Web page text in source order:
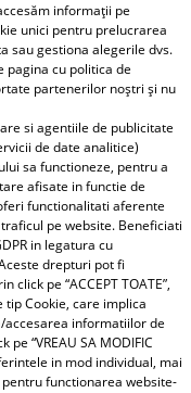
informații pe
unici pentru prelucrarea
sau gestiona alegerile dvs.
pagina cu politica de
partenerilor noștri și nu
si agentiile de publicitate
de date analitice)
sa functioneze, pentru a
afisate in functie de
functionalitati aferente
pe website. Beneficiati
in legatura cu
drepturi pot fi
click pe “ACCEPT TOATE”,
Cookie, care implica
accesarea informatiilor de
“VREAU SA MODIFIC
in mod individual, mai
functionarea website-